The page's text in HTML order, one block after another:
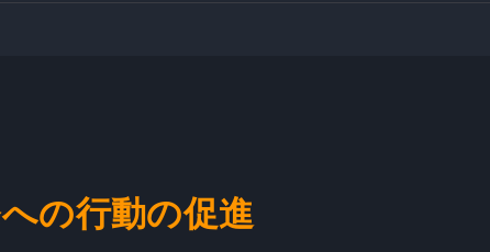
の行動の促進